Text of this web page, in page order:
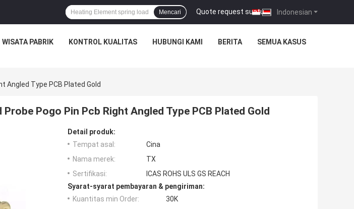
Indonesian
Quote request suatu |
Mencari
WISATA PABRIK KONTROL KUALITAS HUBUNGI KAMI BERITA SEMUA KASUS
Angled Type PCB Plated Gold
Probe Pogo Pin Pcb Right Angled Type PCB Plated Gold
Detail produk:
Tempat asal:
Cina
Nama merek:
TX
Sertifikasi:
ICAS ROHS ULS GS REACH
Syarat-syarat pembayaran & pengiriman:
Kuantitas min Order:
30K